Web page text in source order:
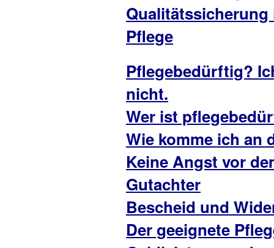
Qualitätssicherung
Pflege
Pflegebedürftig?
nicht.
Wer ist
Wie komme ich an
Keine Angst vor
Gutachter
Bescheid und
Der geeignete